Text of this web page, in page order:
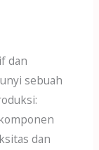
dan
sebuah
dan